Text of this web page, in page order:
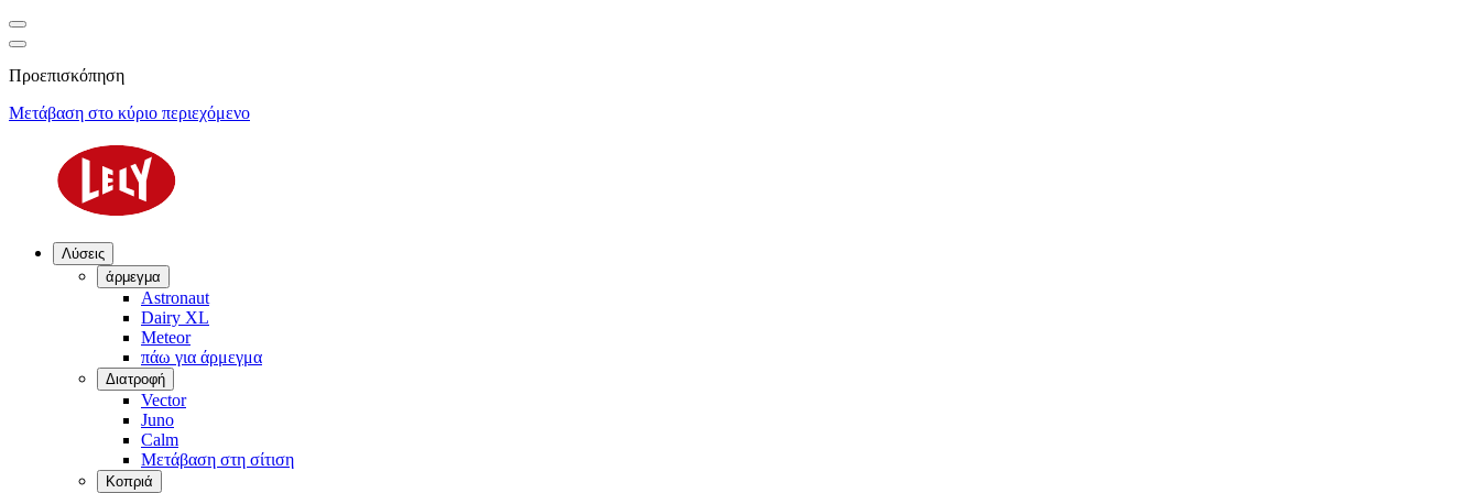
Προεπισκόπηση
Μετάβαση στο κύριο περιεχόμενο
Λύσεις
άρμεγμα
Astronaut
Dairy XL
Meteor
πάω για άρμεγμα
Διατροφή
Vector
Juno
Calm
Μετάβαση στη σίτιση
Κοπριά